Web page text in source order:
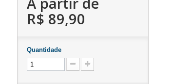
R$ 89,90
Quantidade